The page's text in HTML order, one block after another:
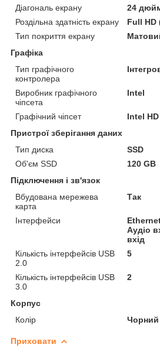
Діагональ екрану
24
Роздільна здатність екрану
Full HD
Тип покриття екрану
Графіка
Тип графічного
контролера
Виробник графічного
чіпсета
Intel
Графічний чіпсет
Intel
Пристрої зберігання даних
Тип диска
SSD
Об'єм SSD
120 GB
Підключення і зв'язок
Вбудована мережева
карта
Так
Інтерфейси
Аудіо
вхід
Кількість інтерфейсів USB
2.0
5
Кількість інтерфейсів USB
3.0
2
Корпус
Колір
Чорний
Приховати